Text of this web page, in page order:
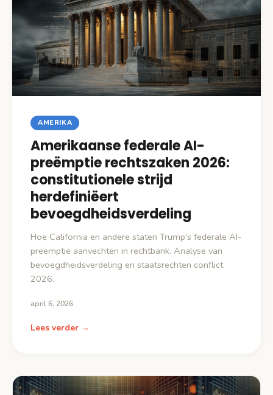
AMERIKA
Amerikaanse federale AI-
preëmptie rechtszaken 2026:
constitutionele strijd
herdefiniëert
bevoegdheidsverdeling
Hoe California en andere staten Trump's federale AI-
preëmptie aanvechten in rechtbank. Analyse van
bevoegdheidsverdeling en staatsrechten conflict
2026.
april 6, 2026
Lees verder →